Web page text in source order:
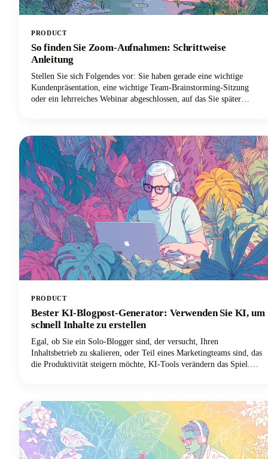
PRODUCT
So finden Sie Zoom-Aufnahmen: Schrittweise
Anleitung
Stellen Sie sich Folgendes vor: Sie haben gerade eine wichtige
Kundenpräsentation, eine wichtige Team-Brainstorming-Sitzung
oder ein lehrreiches Webinar abgeschlossen, auf das Sie später
dann... wo ist es geblieben?
PRODUCT
Bester KI-Blogpost-Generator: Verwenden Sie KI, um
schnell Inhalte zu erstellen
Egal, ob Sie ein Solo-Blogger sind, der versucht, Ihren
Inhaltsbetrieb zu skalieren, oder Teil eines Marketingteams sind, das
die Produktivität steigern möchte, KI-Tools verändern das Spiel.